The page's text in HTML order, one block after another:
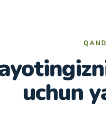
uchun